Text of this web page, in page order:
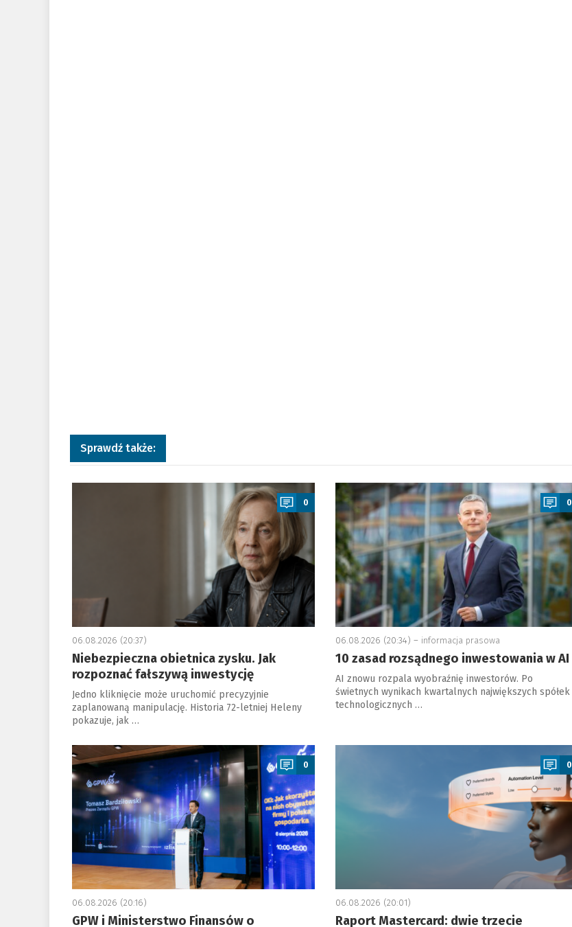
Sprawdź także:
a
0
06.08.2026 (20:37)
Niebezpieczna obietnica zysku. Jak
rozpoznać fałszywą inwestycję
Jedno kliknięcie może uruchomić precyzyjnie
zaplanowaną manipulację. Historia 72-letniej Heleny
pokazuje, jak …
a
0
06.08.2026 (20:34) – informacja prasowa
10 zasad rozsądnego inwestowania w AI
AI znowu rozpala wyobraźnię inwestorów. Po
świetnych wynikach kwartalnych największych spółek
technologicznych …
a
0
06.08.2026 (20:16)
GPW i Ministerstwo Finansów o
a
0
06.08.2026 (20:01)
Raport Mastercard: dwie trzecie